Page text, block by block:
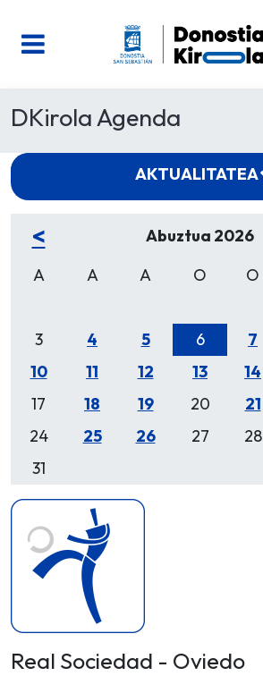
DKirola Agenda
Real Sociedad - Oviedo
AKTUALITATEA
< Abuztua 2026
A A A O O
3
4 5 6 7
10
11 12 13 14
17
18 19 20 21
24
25 26 27 28
31